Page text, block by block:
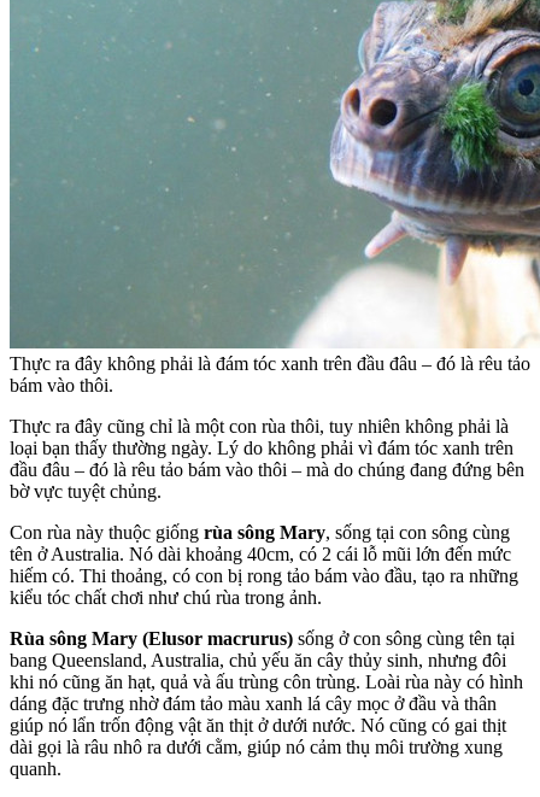
Thực ra đây không phải là đám tóc xanh trên đầu đâu – đó là rêu tảo
bám vào thôi.
Thực ra đây cũng chỉ là một con rùa thôi, tuy nhiên không phải là
loại bạn thấy thường ngày. Lý do không phải vì đám tóc xanh trên
đầu đâu – đó là rêu tảo bám vào thôi – mà do chúng đang đứng bên
bờ vực tuyệt chủng.
Con rùa này thuộc giống rùa sông Mary, sống tại con sông cùng
tên ở Australia. Nó dài khoảng 40cm, có 2 cái lỗ mũi lớn đến mức
hiếm có. Thi thoảng, có con bị rong tảo bám vào đầu, tạo ra những
kiểu tóc chất chơi như chú rùa trong ảnh.
Rùa sông Mary (Elusor macrurus) sống ở con sông cùng tên tại
bang Queensland, Australia, chủ yếu ăn cây thủy sinh, nhưng đôi
khi nó cũng ăn hạt, quả và ấu trùng côn trùng. Loài rùa này có hình
dáng đặc trưng nhờ đám tảo màu xanh lá cây mọc ở đầu và thân
giúp nó lẩn trốn động vật ăn thịt ở dưới nước. Nó cũng có gai thịt
dài gọi là râu nhô ra dưới cằm, giúp nó cảm thụ môi trường xung
quanh.